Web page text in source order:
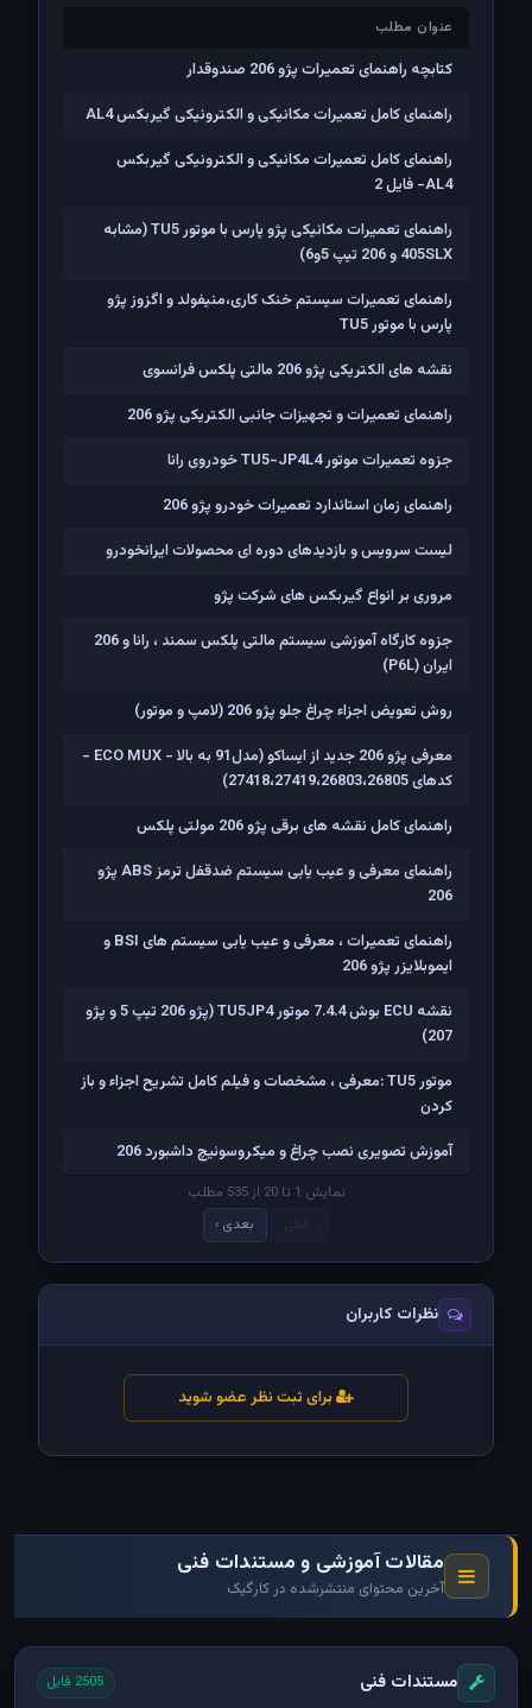
عنوان مطلب
عنوان مطلب
کتابچه راهنمای تعمیرات پژو 206 صندوقدار
راهنمای کامل تعمیرات مکانیکی و الکترونیکی گیربکس AL4
راهنمای کامل تعمیرات مکانیکی و الکترونیکی گیربکس
AL4- فایل 2
راهنمای تعمیرات مکانیکی پژو پارس با موتور TU5 (مشابه
405SLX و 206 تیپ 5و6)
راهنمای تعمیرات سیستم خنک کاری،منیفولد و اگزوز پژو
پارس با موتور TU5
نقشه های الکتریکی پژو 206 مالتی پلکس فرانسوی
راهنمای تعمیرات و تجهیزات جانبی الکتریکی پژو 206
جزوه تعمیرات موتور TU5-JP4L4 خودروی رانا
راهنمای زمان استاندارد تعمیرات خودرو پژو 206
لیست سرویس و بازدیدهای دوره ای محصولات ایرانخودرو
مروری بر انواع گیربکس های شرکت پژو
جزوه کارگاه آموزشی سیستم مالتی پلکس سمند ، رانا و 206
ايران (P6L)
روش تعویض اجزاء چراغ جلو پژو 206 (لامپ و موتور)
معرفی پژو 206 جدید از ایساکو (مدل91 به بالا - ECO MUX -
کدهای 27418،27419،26803،26805)
راهنمای کامل نقشه های برقی پژو 206 مولتی پلکس
راهنمای معرفی و عیب یابی سیستم ضدقفل ترمز ABS پژو
206
راهنمای تعمیرات ، معرفی و عیب یابی سیستم های BSI و
ایموبلایزر پژو 206
نقشه ECU بوش 7.4.4 موتور TU5JP4 (پژو 206 تیپ 5 و پژو
207)
موتور TU5 :معرفی ، مشخصات و فیلم کامل تشریح اجزاء و باز
کردن
آموزش تصویری نصب چراغ و میکروسوئیچ داشبورد 206
نمایش 1 تا 20 از 535 مطلب
بعدی ›
نظرات کاربران
برای ثبت نظر عضو شوید
مقالات آموزشی و مستندات فنی
آخرین محتوای منتشرشده در کارگیک
مستندات فنی 2505 فایل